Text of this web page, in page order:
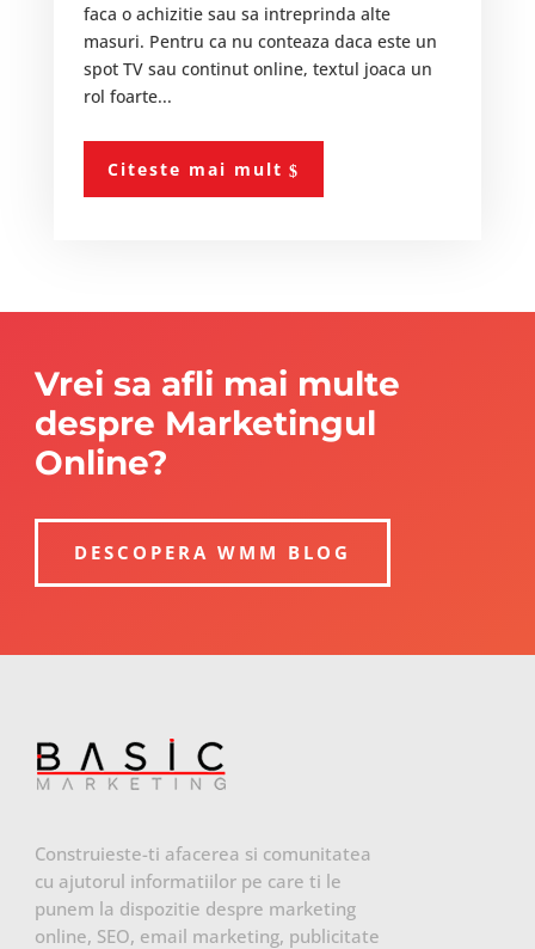
faca o achizitie sau sa intreprinda alte
masuri. Pentru ca nu conteaza daca este un
spot TV sau continut online, textul joaca un
rol foarte...
Citeste mai mult
Vrei sa afli mai multe
despre Marketingul
Online?
DESCOPERA WMM BLOG
Construieste-ti afacerea si comunitatea
cu ajutorul informatiilor pe care ti le
punem la dispozitie despre marketing
online, SEO, email marketing, publicitate